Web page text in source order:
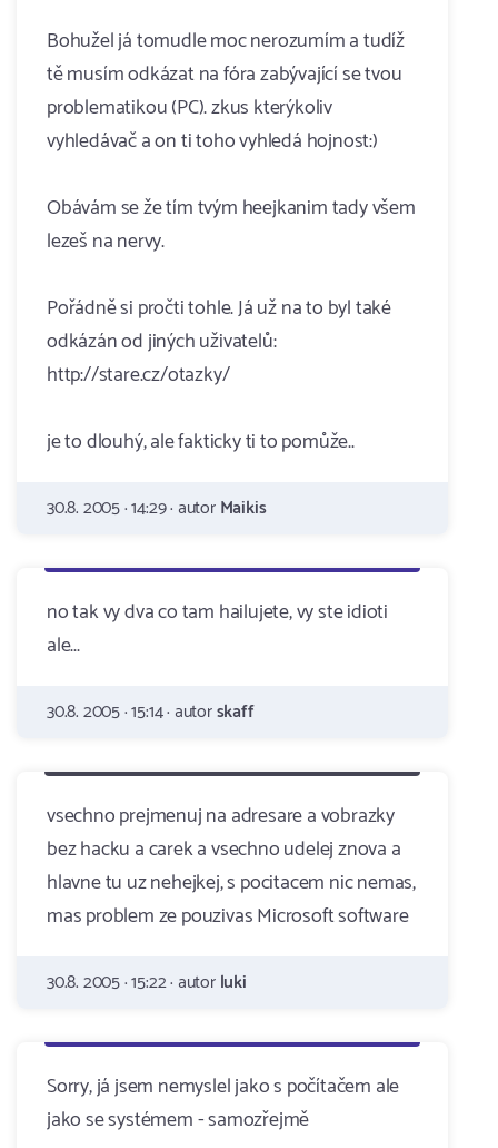
Bohužel já tomudle moc nerozumím a tudíž
tě musím odkázat na fóra zabývající se tvou
problematikou (PC). zkus kterýkoliv
vyhledávač a on ti toho vyhledá hojnost:)
Obávám se že tím tvým heejkanim tady všem
lezeš na nervy.
Pořádně si pročti tohle. Já už na to byl také
odkázán od jiných uživatelů:
http://stare.cz/otazky/
je to dlouhý, ale fakticky ti to pomůže..
30.8. 2005 · 14:29 · autorMaikis
no tak vy dva co tam hailujete, vy ste idioti
ale...
30.8. 2005 · 15:14 · autorskaff
vsechno prejmenuj na adresare a vobrazky
bez hacku a carek a vsechno udelej znova a
hlavne tu uz nehejkej, s pocitacem nic nemas,
mas problem ze pouzivas Microsoft software
30.8. 2005 · 15:22 · autorluki
Sorry, já jsem nemyslel jako s počítačem ale
jako se systémem - samozřejmě